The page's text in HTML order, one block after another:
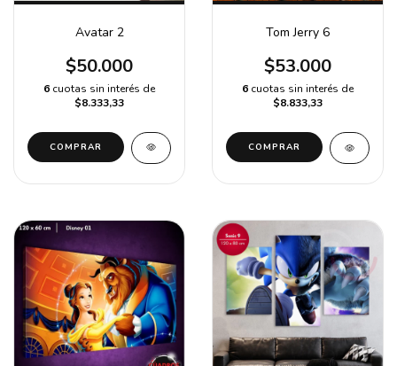
Avatar 2
$50.000
6 cuotas sin interés de
$8.333,33
Tom Jerry 6
$53.000
6 cuotas sin interés de
$8.833,33